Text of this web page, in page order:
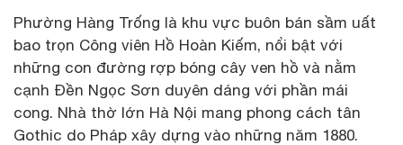
Phường Hàng Trống là khu vực buôn bán sầm uất
bao trọn Công viên Hồ Hoàn Kiếm, nổi bật với
những con đường rợp bóng cây ven hồ và nằm
cạnh Đền Ngọc Sơn duyên dáng với phần mái
cong. Nhà thờ lớn Hà Nội mang phong cách tân
Gothic do Pháp xây dựng vào những năm 1880.